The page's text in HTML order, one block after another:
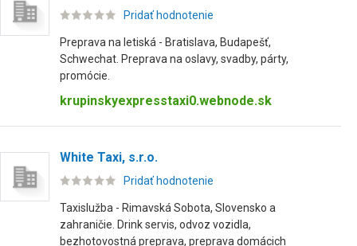
Pridať hodnotenie
Preprava na letiská - Bratislava, Budapešť,
Schwechat. Preprava na oslavy, svadby, párty,
promócie.
krupinskyexpresstaxi0.webnode.sk
White Taxi, s.r.o.
Pridať hodnotenie
Taxislužba - Rimavská Sobota, Slovensko a
zahraničie. Drink servis, odvoz vozidla,
bezhotovostná preprava, preprava domácich